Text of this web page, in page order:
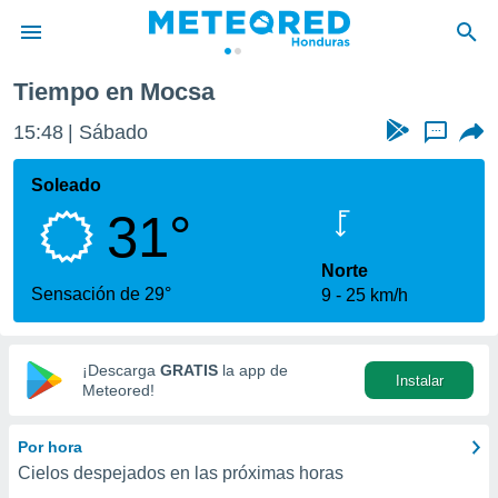
de
ha sido
calidad.
a este
las
y
digital
basada
Tiempo en Mocsa
15:48 Sábado ...
Soleado
31°
Sensación de 29°
Norte
9
25 km/h
¡Descarga GRATIS la app de
Meteored!
Instalar
Por hora
Cielos despejados en las próximas horas